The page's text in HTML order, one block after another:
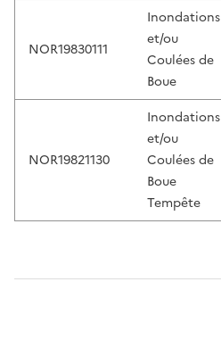
NOR19830111
Inondations
et/ou
Coulées de
Boue
NOR19821130
Inondations
et/ou
Coulées de
Boue
Tempête